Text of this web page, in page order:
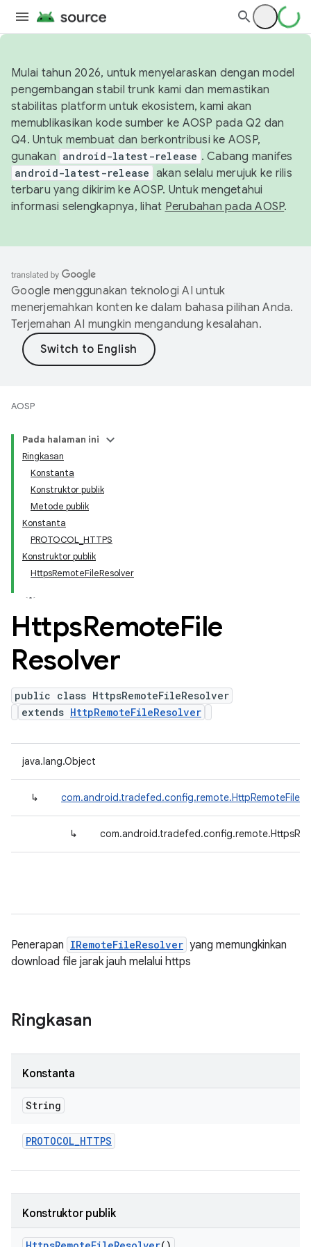
Mulai tahun 2026, untuk menyelaraskan dengan model
pengembangan stabil trunk kami dan memastikan
stabilitas platform untuk ekosistem, kami akan
memublikasikan kode sumber ke AOSP pada Q2 dan
Q4. Untuk membuat dan berkontribusi ke AOSP,
gunakan android-latest-release . Cabang manifes
android-latest-release akan selalu merujuk ke rilis
terbaru yang dikirim ke AOSP. Untuk mengetahui
informasi selengkapnya, lihat Perubahan pada AOSP.
Google menggunakan teknologi AI untuk
menerjemahkan konten ke dalam bahasa pilihan Anda.
Terjemahan AI mungkin mengandung kesalahan.
AOSP
Pada halaman ini
Ringkasan
Konstanta
Konstruktor publik
Metode publik
Konstanta
PROTOCOL_HTTPS
Konstruktor publik
HttpsRemoteFileResolver
HttpsRemoteFile
Resolver
public class HttpsRemoteFileResolver
extends HttpRemoteFileResolver
java.lang.Object
↳
↳
Penerapan IRemoteFileResolver yang memungkinkan
download file jarak jauh melalui https
Ringkasan
Konstanta
String
PROTOCOL_HTTPS
Konstruktor publik